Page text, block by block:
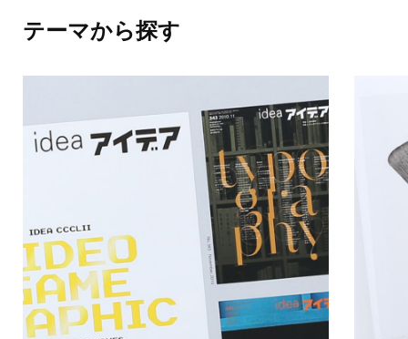
テーマから探す